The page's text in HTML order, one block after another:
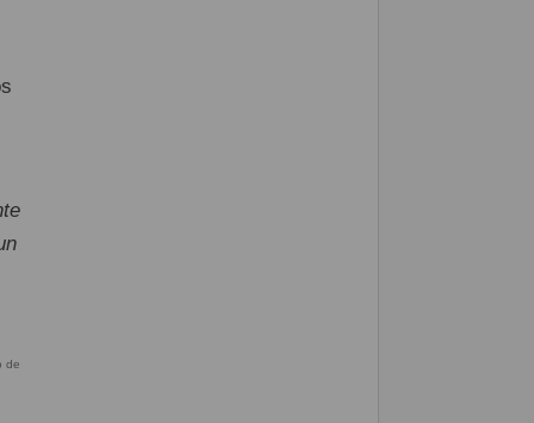
de